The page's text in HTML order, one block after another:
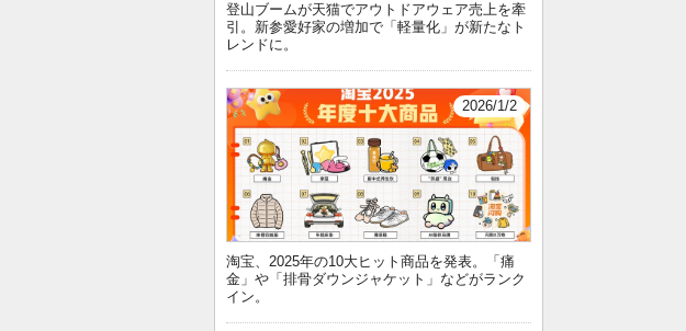
登山ブームが天猫でアウトドアウェア売上を牽
引。新参愛好家の増加で「軽量化」が新たなト
レンドに。
2026/1/2
淘宝、2025年の10大ヒット商品を発表。「痛
金」や「排骨ダウンジャケット」などがランク
イン。